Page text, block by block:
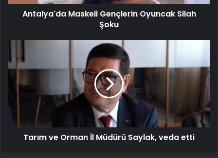
Antalya'da Maskeli Gençlerin Oyuncak Silah
Şoku
Tarım ve Orman İl Müdürü Saylak, veda etti